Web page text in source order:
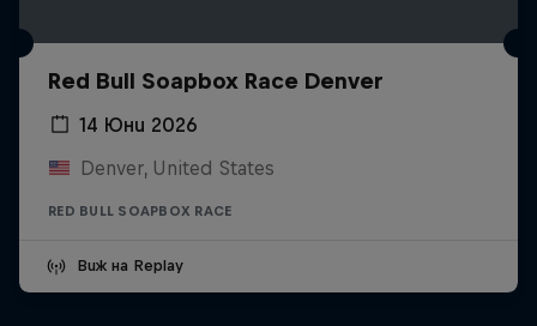
Red Bull Soapbox Race Denver
14 Юни 2026
Denver, United States
RED BULL SOAPBOX RACE
Виж на Replay